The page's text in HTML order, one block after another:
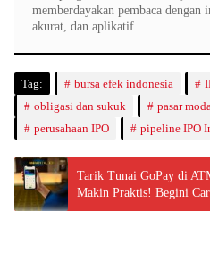
memberdayakan pembaca
akurat, dan aplikatif.
Tag: bursa efek indonesia
obligasi dan sukuk
pasar
perusahaan IPO
pipeline IPO
Tarik Tunai GoPay di
Makin Praktis! Begini
Tahu!